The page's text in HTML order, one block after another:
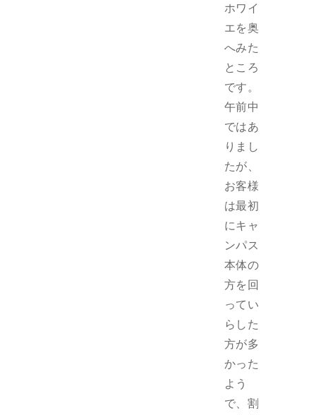
ホワイ
エを奥
へみた
ところ
です。
午前中
ではあ
りまし
たが、
お客様
は最初
にキャ
ンパス
本体の
方を回
ってい
らした
方が多
かった
よう
で、割